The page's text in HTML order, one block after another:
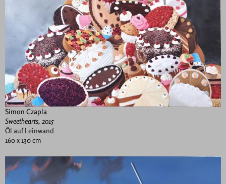
Simon Czapla
Sweethearts, 2015
Öl auf Leinwand
160 x 130 cm